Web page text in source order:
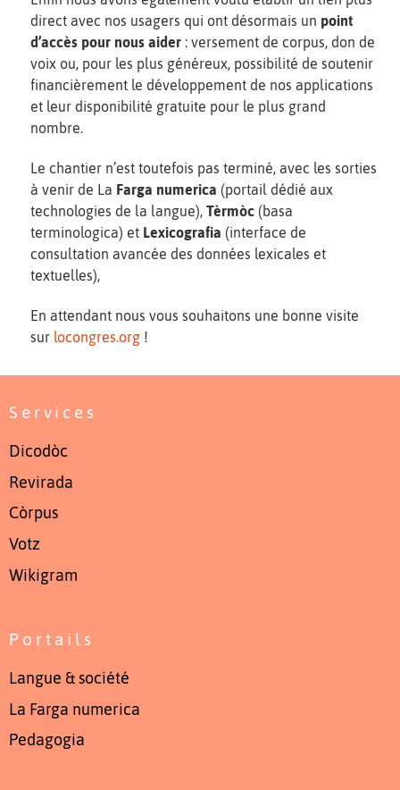
direct avec nos usagers qui ont désormais un point
d’accès pour nous aider : versement de corpus, don de
voix ou, pour les plus généreux, possibilité de soutenir
financièrement le développement de nos applications
et leur disponibilité gratuite pour le plus grand
nombre.
Le chantier n’est toutefois pas terminé, avec les sorties
à venir de La Farga numerica (portail dédié aux
technologies de la langue), Tèrmòc (basa
terminologica) et Lexicografia (interface de
consultation avancée des données lexicales et
textuelles),
En attendant nous vous souhaitons une bonne visite
sur locongres.org !
Services
Dicodòc
Revirada
Còrpus
Votz
Wikigram
Portails
Langue & société
La Farga numerica
Pedagogia